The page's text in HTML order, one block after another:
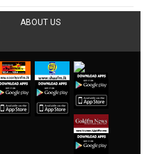
ABOUT US